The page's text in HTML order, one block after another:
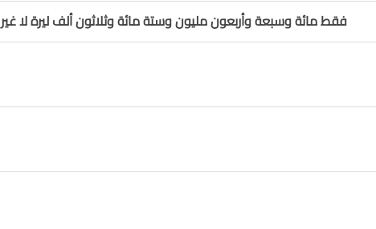
فقط مائة وسبعة وأربعون مليون وستة مائة وثلاثون ألف ليرة لا غير